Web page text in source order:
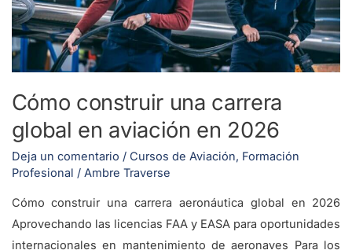
Cómo construir una carrera
global en aviación en 2026
Deja un comentario / Cursos de Aviación, Formación
Profesional / Ambre Traverse
Cómo construir una carrera aeronáutica global en 2026
Aprovechando las licencias FAA y EASA para oportunidades
internacionales en mantenimiento de aeronaves Para los
en
aviación
en